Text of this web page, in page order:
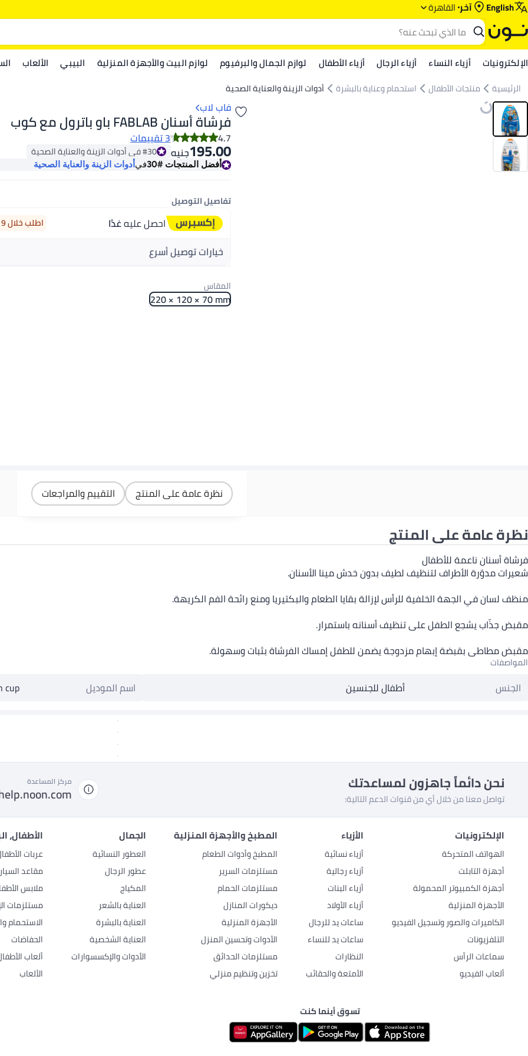
English آخر القاهرة
الإلكترونيات أزياء النساء أزياء الرجال أزياء الأطفال لوازم الجمال والبرفيوم لوازم البيت والأجهزة المنزلية البيبي الألعاب
الرئيسية منتجات الأطفال استحمام وعناية بالبشرة أدوات الزينة والعناية الصحية
فاب لاب
فرشاة أسنان FABLAB باو باترول مع كوب
4.7
3 تقييمات
جنيه195.00 #30 في أدوات الزينة والعناية الصحية
#30 في أدوات الزينة والعناية الصحية أفضل المنتجات #30 فيأدوات الزينة والعناية الصحية
تفاصيل التوصيل
احصل عليهغدًا اطلب خلال 9 ساعة 37 دقيقة
خيارات توصيل أسرع
احصل عليه
اختر هذه الخيارات عند الدفع
المقاس
220 × 120 × 70 mm
نظرة عامة على المنتج التقييم والمراجعات
نظرة عامة على المنتج
فرشاة أسنان ناعمة للأطفال
شعيرات مدوّرة الأطراف لتنظيف لطيف بدون خدش مينا الأسنان.
منظف لسان في الجهة الخلفية للرأس لإزالة بقايا الطعام والبكتيريا ومنع رائحة الفم الكريهة.
مقبض جذّاب يشجع الطفل على تنظيف أسنانه باستمرار.
مقبض مطاطي بقبضة إبهام مزدوجة يضمن للطفل إمساك الفرشاة بثبات وسهولة.
المواصفات
الجنس أطفال للجنسين اسم الموديل cup
نحن دائماً جاهزون لمساعدتك
تواصل معنا من خلال أي من قنوات الدعم التالية:
مركز المساعدة
الإلكترونيات
الهواتف المتحركة
أجهزة التابلت
أجهزة الكمبيوتر المحمولة
الأجهزة المنزلية
الكاميرات والصور وتسجيل الفيديو
التلفزيونات
سماعات الرأس
ألعاب الفيديو
الأزياء
أزياء نسائية
أزياء رجالية
أزياء البنات
أزياء الأولاد
ساعات يد للرجال
ساعات يد للنساء
النظارات
الأمتعة والحقائب
المطبخ والأجهزة المنزلية
المطبخ وأدوات الطعام
مستلزمات السرير
مستلزمات الحمام
ديكورات المنازل
الأجهزة المنزلية
الأدوات وتحسين المنزل
مستلزمات الحدائق
تخزين وتنظيم منزلي
الجمال
العطور النسائية
عطور الرجال
المكياج
العناية بالشعر
العناية بالبشرة
العناية الشخصية
الأدوات والإكسسوارات
الأطفال،
عربات
مقاعد
ملابس
مستلزمات
الاستحمام
الحفاضات
ألعاب
الألعاب
تسوق أينما كنت